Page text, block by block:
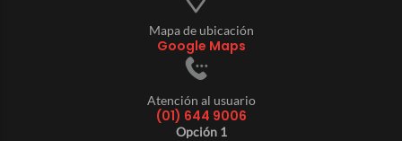
Mapa de ubicación
Google Maps
Atención al usuario
(01) 644 9006
Opción 1